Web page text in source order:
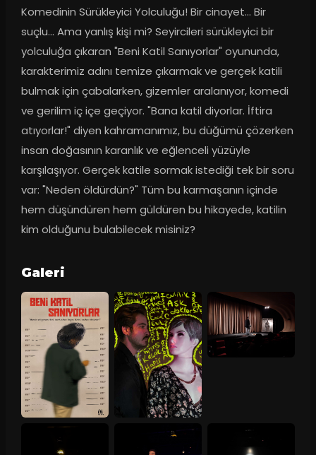
Komedinin Sürükleyici Yolculuğu! Bir cinayet… Bir
suçlu… Ama yanlış kişi mi? Seyircileri sürükleyici bir
yolculuğa çıkaran "Beni Katil Sanıyorlar" oyununda,
karakterimiz adını temize çıkarmak ve gerçek katili
bulmak için çabalarken, gizemler aralanıyor, komedi
ve gerilim iç içe geçiyor. "Bana katil diyorlar. İftira
atıyorlar!" diyen kahramanımız, bu düğümü çözerken
insan doğasının karanlık ve eğlenceli yüzüyle
karşılaşıyor. Gerçek katile sormak istediği tek bir soru
var: "Neden öldürdün?" Tüm bu karmaşanın içinde
hem düşündüren hem güldüren bu hikayede, katilin
kim olduğunu bulabilecek misiniz?
Galeri